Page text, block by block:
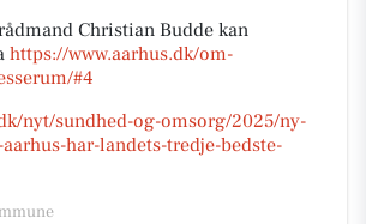
Christian Budde kan
https://www.aarhus.dk/om-
#4
nyt/sundhed-og-omsorg/2025/ny-
har-landets-tredje-bedste-